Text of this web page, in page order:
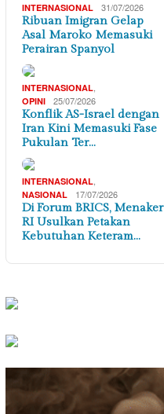
INTERNASIONAL 31/07/2026
Ribuan Imigran Gelap
Asal Maroko Memasuki
Perairan Spanyol
INTERNASIONAL
OPINI 25/07/2026
Konflik AS-Israel dengan
Iran Kini Memasuki Fase
Pukulan Ter…
INTERNASIONAL
NASIONAL 17/07/2026
Di Forum BRICS, Menaker
RI Usulkan Petakan
Kebutuhan Keteram…